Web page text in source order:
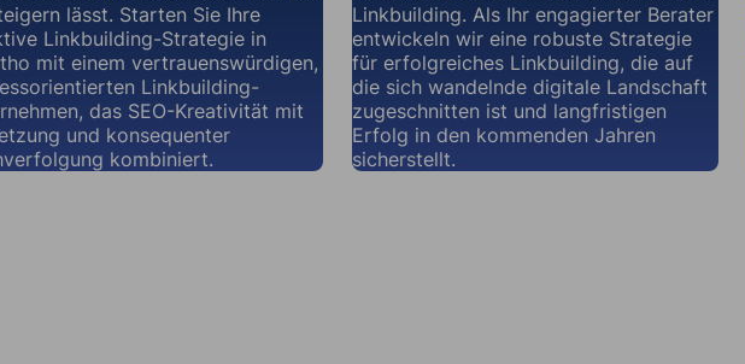
lässt. Starten Sie Ihre
Linkbuilding-Strategie in
mit einem vertrauenswürdigen,
Linkbuilding-
das SEO-Kreativität mit
und konsequenter
kombiniert.
Linkbuilding. Als Ihr engagierter Berater
entwickeln wir eine robuste Strategie
für erfolgreiches Linkbuilding, die auf
die sich wandelnde digitale Landschaft
zugeschnitten ist und langfristigen
Erfolg in den kommenden Jahren
sicherstellt.